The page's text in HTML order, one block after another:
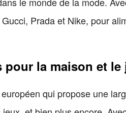
Prada et Nike, pour
pour la maison et
qui propose une